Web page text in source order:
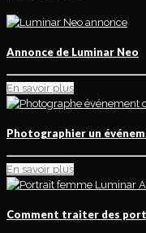
Annonce de Luminar Neo
En savoir plus
Photographier un
En savoir plus
Comment traiter des